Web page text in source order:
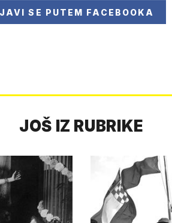
SE PUTEM FACEBOOKA
JOŠ IZ RUBRIKE